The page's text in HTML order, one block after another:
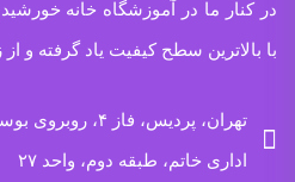
در کنار ما در آموزشگاه خانه
با بالاترین سطح کیفیت یاد گرفته و
تهران، پردیس،
اداری خاتم، طبقه دوم، واحد ۲۷